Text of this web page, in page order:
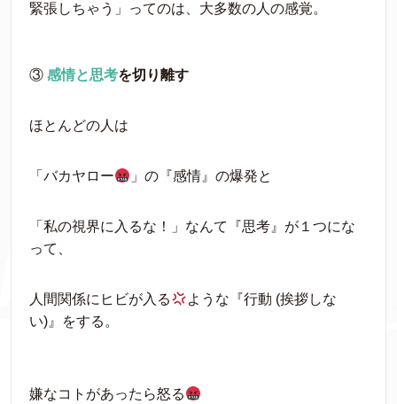
緊張しちゃう」ってのは、大多数の人の感覚。
③ 感情と思考を切り離す
ほとんどの人は
「バカヤロー 」の『感情』の爆発と
「私の視界に入るな！」なんて『思考』が１つにな
って、
人間関係にヒビが入る
ような『行動 (挨拶しな
い)』をする。
嫌なコトがあったら怒る